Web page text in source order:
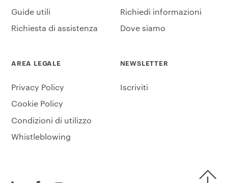
Guide utili
Richiesta di assistenza
Richiedi informazioni
Dove siamo
AREA LEGALE
Privacy Policy
Cookie Policy
Condizioni di utilizzo
Whistleblowing
NEWSLETTER
Iscriviti